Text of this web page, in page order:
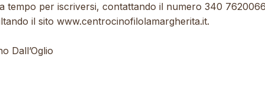
tempo per iscriversi, contattando il numero 340
il sito www.centrocinofilolamargherita.it.
Dall’Oglio